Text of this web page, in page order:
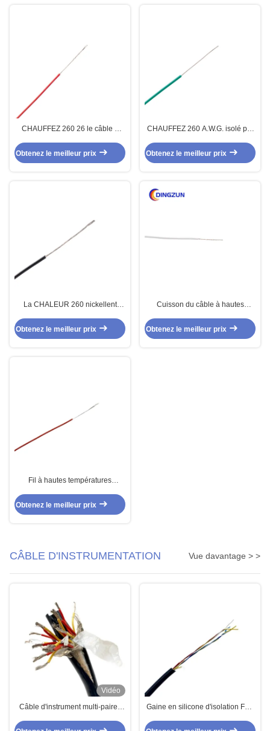
CHAUFFEZ 260 26 le câble à
PTFE d'A.W.G. 22 d'A.W.G. 24
pour les appareils électriques
Obtenez le meilleur prix
CHAUFFEZ 260 A.W.G. isolé par
multiconducteur de câble 12
Obtenez le meilleur prix
La CHALEUR 260 nickellent
hautes températures de cuivre 17
Obtenez le meilleur prix
Cuisson du câble à hautes
PTFE
Obtenez le meilleur prix
Fil à hautes températures
électrique
Obtenez le meilleur prix
CÂBLE D'INSTRUMENTATION Vue davantage > >
Vidéo
Câble d'instrument multi-paires
thermocouple 8 paires 16awg
Gaine en silicone d'isolation FEP
paires 7/0.16 personnalisé 3